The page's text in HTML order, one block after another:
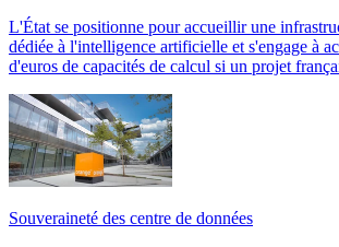
L'État se positionne pour accueillir une
dédiée à l'intelligence artificielle et s'engage à
d'euros de capacités de calcul si un projet
Souveraineté des centre de données